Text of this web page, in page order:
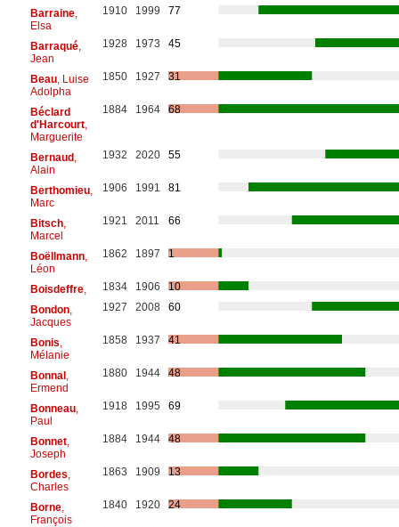
Barraine,
Elsa
1910 1999 77
Barraqué,
Jean
1928 1973 45
Beau, Luise
Adolpha
1850 1927 31
Béclard
d'Harcourt,
Marguerite
1884 1964 68
Bernaud,
Alain
1932 2020 55
Berthomieu,
Marc
1906 1991 81
Bitsch,
Marcel
1921 2011 66
Boëllmann,
Léon
1862 1897 1
Boisdeffre, 1834 1906
10
Bondon,
Jacques
1927 2008 60
Bonis
Mélanie
1858 1937 41
Bonnal,
Ermend
1880 1944 48
Bonneau,
Paul
1918 1995 69
Bonnet,
Joseph
1884 1944 48
Bordes
Charles
1863 1909 13
Borne,
François
1840 1920 24